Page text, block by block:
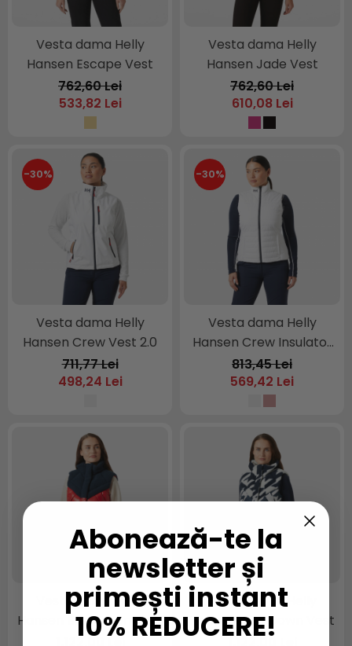
Vesta dama Helly
Hansen Escape Vest
762,60 Lei
533,82 Lei
Vesta dama Helly
Hansen Jade Vest
762,60 Lei
610,08 Lei
-30%
Vesta dama Helly
Hansen Crew Vest 2.0
711,77 Lei
498,24 Lei
-30%
Vesta dama Helly
Hansen Crew Insulator
Vest 2.0
813,45 Lei
569,42 Lei
Vesta dama Helly
Hansen Bliss Down Vest
Vesta dama Helly
Hansen Bliss Down Vest
Abonează-te la
newsletter și
primești instant
10% REDUCERE!